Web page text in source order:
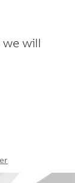
will